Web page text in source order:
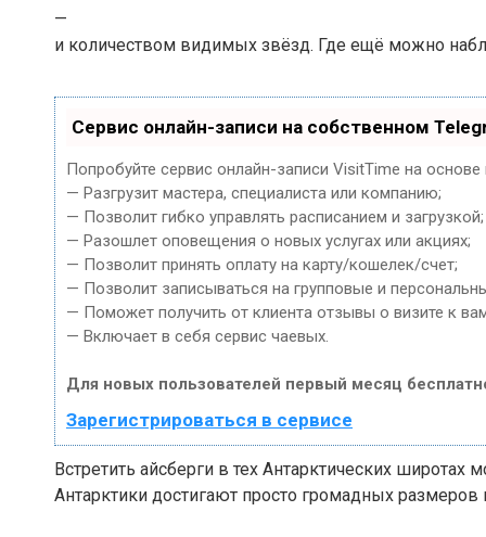
—
и количеством видимых звёзд. Где ещё можно
Сервис онлайн-записи на собственном
Попробуйте сервис онлайн-записи VisitTime на
— Разгрузит мастера, специалиста или компанию;
— Позволит гибко управлять расписанием и загрузкой;
— Разошлет оповещения о новых услугах или акциях;
— Позволит принять оплату на карту/кошелек/счет;
— Позволит записываться на групповые и
— Поможет получить от клиента отзывы о визите к
— Включает в себя сервис чаевых.
Для новых пользователей первый месяц
Зарегистрироваться в сервисе
Встретить айсберги в тех Антарктических
Антарктики достигают просто громадных размеров